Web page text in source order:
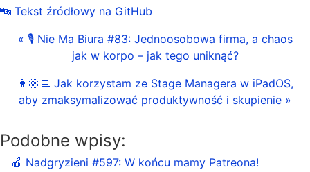
🔤 Tekst źródłowy na GitHub
« 🎙 Nie Ma Biura #83: Jednoosobowa firma, a chaos
jak w korpo – jak tego uniknąć?
👨🏼‍💻 Jak korzystam ze Stage Managera w iPadOS,
aby zmaksymalizować produktywność i skupienie »
Podobne wpisy:
🍎 Nadgryzieni #597: W końcu mamy Patreona!